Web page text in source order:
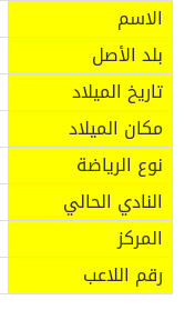
الاسم
بلد الأصل
تاريخ الميلاد
مكان الميلاد
نوع الرياضة
النادي الحالي
المركز
رقم اللاعب